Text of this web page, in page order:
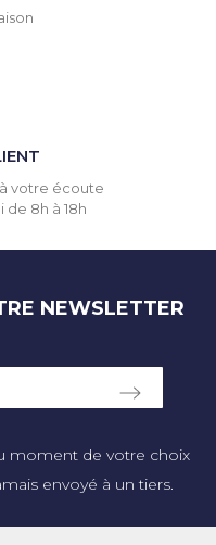
votre écoute
de 8h à 18h
NEWSLETTER
moment de votre choix
envoyé à un tiers.